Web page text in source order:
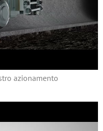
azionamento